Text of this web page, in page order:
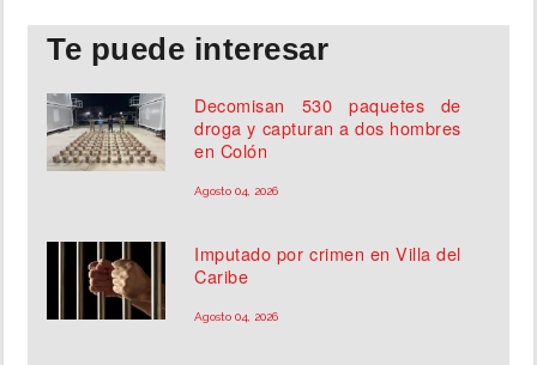
Te puede interesar
Decomisan 530 paquetes de
droga y capturan a dos hombres
en Colón
Agosto 04, 2026
Imputado por crimen en Villa del
Caribe
Agosto 04, 2026